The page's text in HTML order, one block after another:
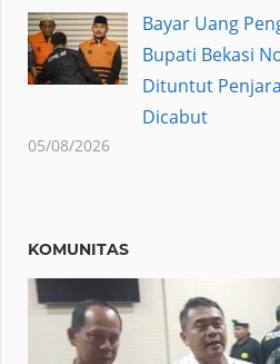
Bayar Uang
Bupati Bekasi
Dituntut
Dicabut
05/08/2026
KOMUNITAS